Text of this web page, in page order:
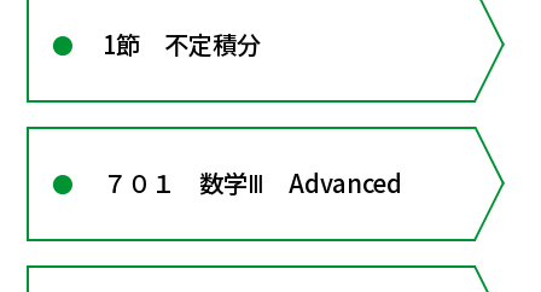
1節 不定積分
７０１ 数学Ⅲ Advanced